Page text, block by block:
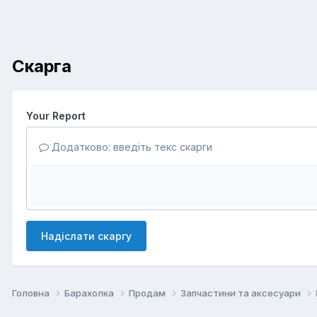
Скарга
Your Report
Додатково: введіть текс скарги
Надіслати скаргу
Головна Барахолка Продам Запчастини та аксесуари